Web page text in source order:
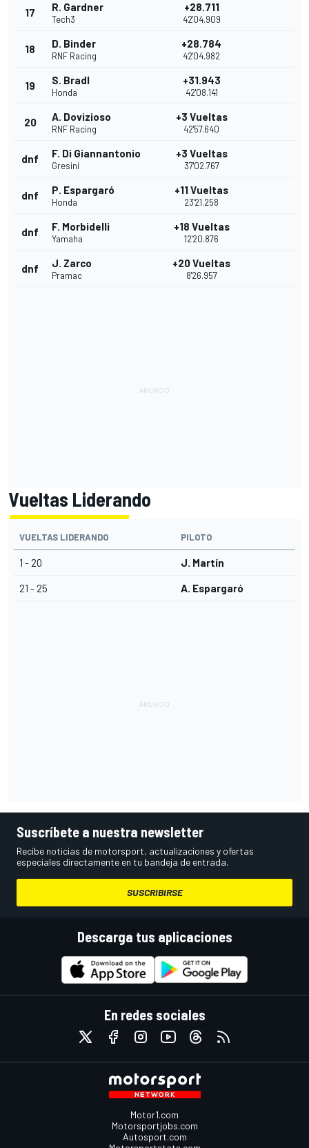
17 R. Gardner
Tech3
+28.711
42'04.909
18 D. Binder
RNF Racing
+28.784
42'04.982
19 S. Bradl
Honda
+31.943
42'08.141
20 A. Dovizioso
RNF Racing
+3 Vueltas
42'57.640
dnf F. Di Giannantonio
Gresini
+3 Vueltas
37'02.767
dnf P. Espargaró
Honda
+11 Vueltas
23'21.258
dnf F. Morbidelli
Yamaha
+18 Vueltas
12'20.876
dnf J. Zarco
Pramac
+20 Vueltas
8'26.957
Vueltas Liderando
VUELTAS LIDERANDO PILOTO
1 - 20 J. Martín
21 - 25 A. Espargaró
Suscríbete a nuestra newsletter
Recibe noticias de motorsport, actualizaciones y ofertas
especiales directamente en tu bandeja de entrada.
SUSCRIBIRSE
Descarga tus aplicaciones
En redes sociales
Motor1.com
Motorsportjobs.com
Autosport.com